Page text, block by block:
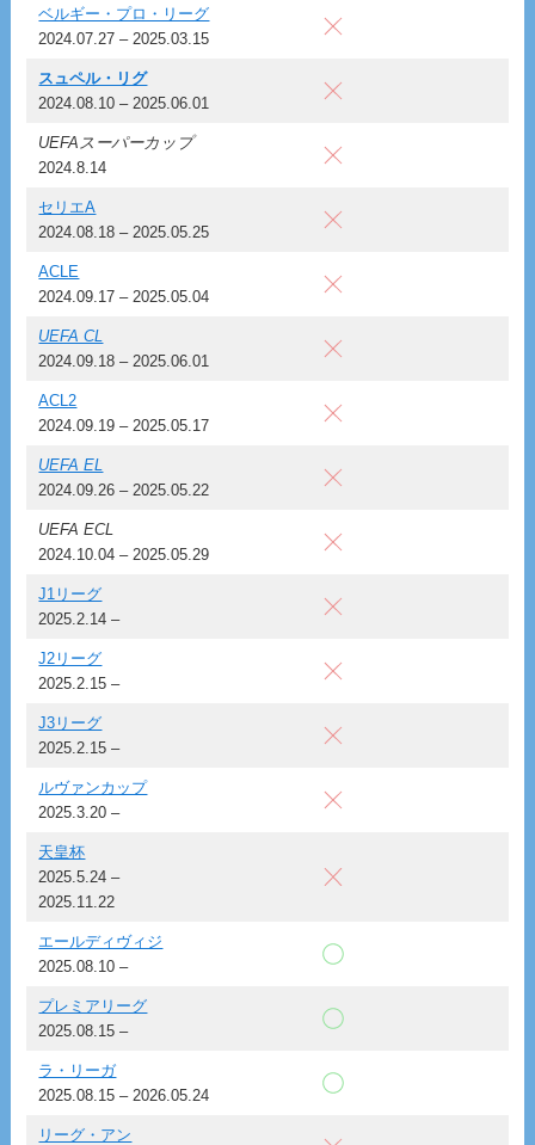
ベルギー・プロ・リーグ
2024.07.27 – 2025.03.15
スュペル・リグ
2024.08.10 – 2025.06.01
UEFAスーパーカップ
2024.8.14
セリエA
2024.08.18 – 2025.05.25
ACLE
2024.09.17 – 2025.05.04
UEFA CL
2024.09.18 – 2025.06.01
ACL2
2024.09.19 – 2025.05.17
UEFA EL
2024.09.26 – 2025.05.22
UEFA ECL
2024.10.04 – 2025.05.29
J1リーグ
2025.2.14 –
J2リーグ
2025.2.15 –
J3リーグ
2025.2.15 –
ルヴァンカップ
2025.3.20 –
天皇杯
2025.5.24 –
2025.11.22
エールディヴィジ
2025.08.10 –
プレミアリーグ
2025.08.15 –
ラ・リーガ
2025.08.15 – 2026.05.24
リーグ・アン